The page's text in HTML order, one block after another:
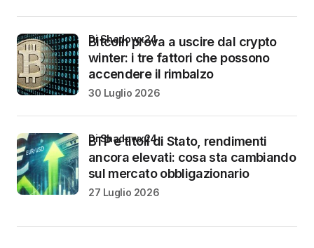
Bitcoin prova a uscire dal crypto
winter: i tre fattori che possono
accendere il rimbalzo
di Shadowx24
30 Luglio 2026
BTP e titoli di Stato, rendimenti
ancora elevati: cosa sta cambiando
sul mercato obbligazionario
di Shadowx24
27 Luglio 2026